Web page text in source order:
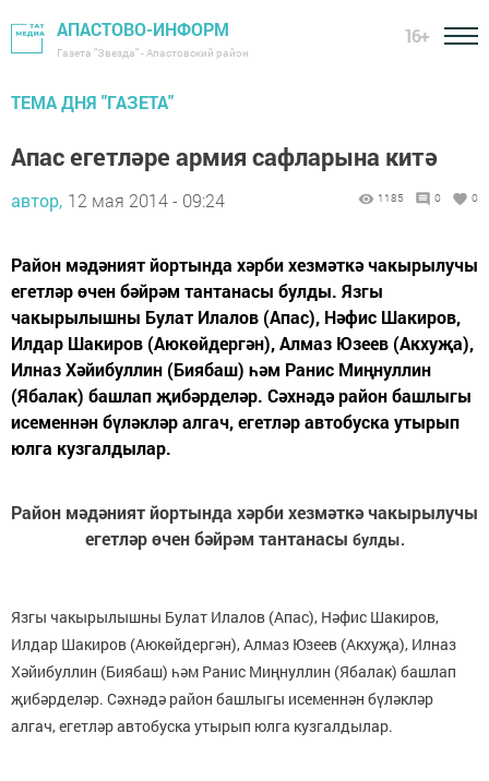
АПАСТОВО-ИНФОРМ
Газета "Звезда" - Апастовский район
16+
ТЕМА ДНЯ "ГАЗЕТА"
Апас егетләре армия сафларына китә
автор, 12 мая 2014 - 09:24 1185 0 0
Район мәдәният йортында хәрби хезмәткә чакырылучы
егетләр өчен бәйрәм тантанасы булды. Язгы
чакырылышны Булат Илалов (Апас), Нәфис Шакиров,
Илдар Шакиров (Аюкөйдергән), Алмаз Юзеев (Акхуҗа),
Илназ Хәйибуллин (Биябаш) һәм Ранис Миңнуллин
(Ябалак) башлап җибәрделәр. Сәхнәдә район башлыгы
исеменнән бүләкләр алгач, егетләр автобуска утырып
юлга кузгалдылар.
Район мәдәният йортында хәрби хезмәткә чакырылучы
егетләр өчен бәйрәм тантанасы булды.
Язгы чакырылышны Булат Илалов (Апас), Нәфис Шакиров,
Илдар Шакиров (Аюкөйдергән), Алмаз Юзеев (Акхуҗа), Илназ
Хәйибуллин (Биябаш) һәм Ранис Миңнуллин (Ябалак) башлап
җибәрделәр. Сәхнәдә район башлыгы исеменнән бүләкләр
алгач, егетләр автобуска утырып юлга кузгалдылар.